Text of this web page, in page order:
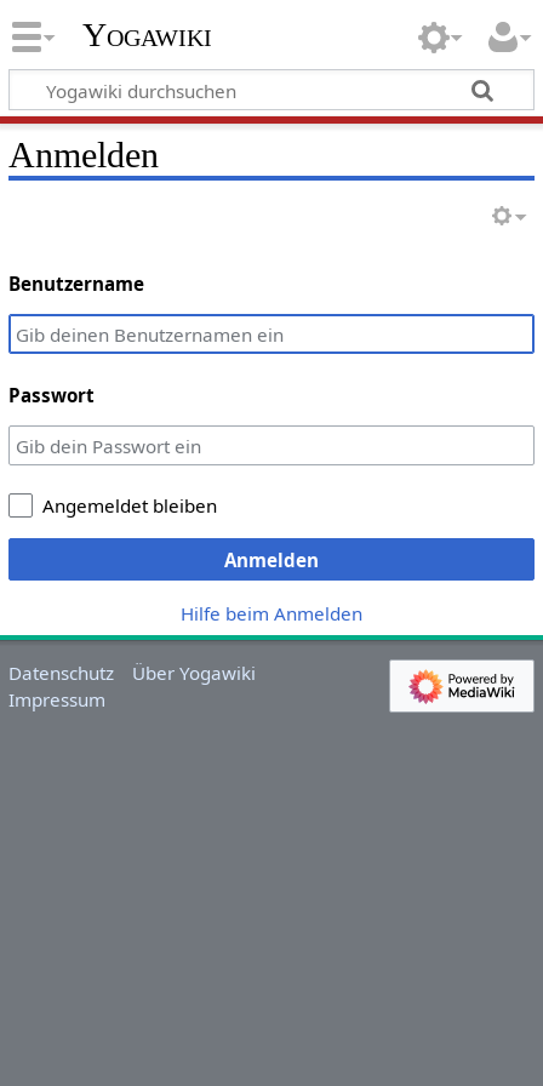
Yogawiki
Anmelden
Benutzername
Passwort
Angemeldet bleiben
Anmelden
Hilfe beim Anmelden
Datenschutz
Über Yogawiki
Impressum